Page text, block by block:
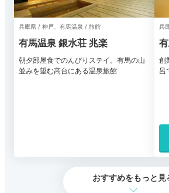
兵庫県 / 神戸、有馬温泉 / 旅館
有馬温泉 銀水荘 兆楽
朝夕部屋食でのんびりステイ。有馬の山
並みを望む高台にある温泉旅館
兵
創
呂
おすすめをもっと見